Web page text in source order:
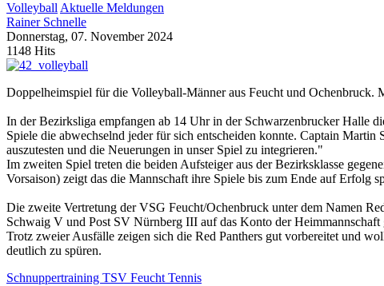
Volleyball Aktuelle Meldungen
Rainer Schnelle
Donnerstag, 07. November 2024
1148 Hits
Doppelheimspiel für die Volleyball-Männer aus Feucht und Ochenbruck.
In der Bezirksliga empfangen ab 14 Uhr in der Schwarzenbrucker Halle
Spiele die abwechselnd jeder für sich entscheiden konnte. Captain
auszutesten und die Neuerungen in unser Spiel zu integrieren."
Im zweiten Spiel treten die beiden Aufsteiger aus der Bezirksklasse
Vorsaison) zeigt das die Mannschaft ihre Spiele bis zum Ende auf Erfolg
Die zweite Vertretung der VSG Feucht/Ochenbruck unter dem Namen
Schwaig V und Post SV Nürnberg III auf das Konto der Heimmannschaft
Trotz zweier Ausfälle zeigen sich die Red Panthers gut vorbereitet und
deutlich zu spüren.
Schnuppertraining TSV Feucht Tennis